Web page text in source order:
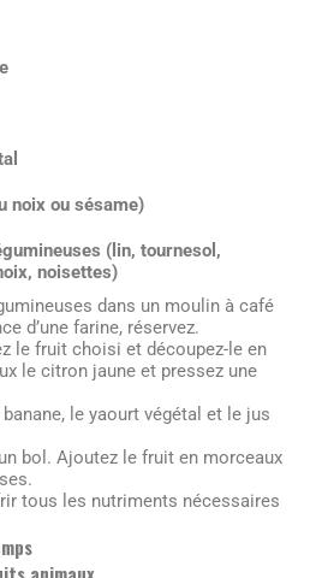
noix ou sésame)
(lin, tournesol,
noisettes)
dans un moulin à café
d’une farine, réservez.
le fruit choisi et découpez-le en
le citron jaune et pressez une
le yaourt végétal et le jus
bol. Ajoutez le fruit en morceaux
tous les nutriments nécessaires